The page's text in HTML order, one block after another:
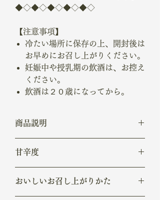
◆◇◆◇◆◇◆◇◆◇
【注意事項】
冷たい場所に保存の上、開封後は
お早めにお召し上がりください。
妊娠中や授乳期の飲酒は、お控え
ください。
飲酒は２０歳になってから。
商品説明
本酒度/-13
甘辛度
おいしいお召し上がりかた